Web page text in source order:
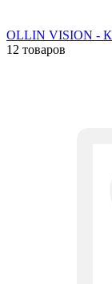
OLLIN VISION
12 товаров